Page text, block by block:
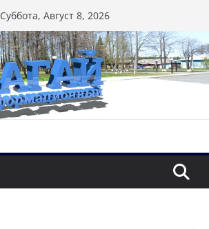
Суббота, Август 8, 2026